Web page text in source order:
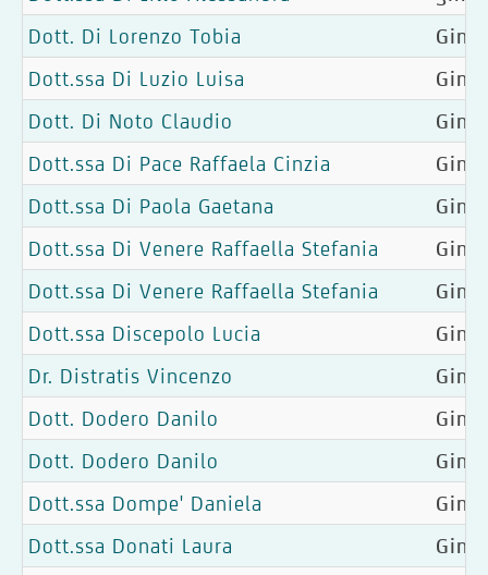
Dott. Di Lorenzo Tobia
Dott.ssa Di Luzio Luisa
Dott. Di Noto Claudio
Dott.ssa Di Pace Raffaela Cinzia
Dott.ssa Di Paola Gaetana
Dott.ssa Di Venere Raffaella Stefania
Dott.ssa Di Venere Raffaella Stefania
Dott.ssa Discepolo Lucia
Dr. Distratis Vincenzo
Dott. Dodero Danilo
Dott. Dodero Danilo
Dott.ssa Dompe' Daniela
Dott.ssa Donati Laura